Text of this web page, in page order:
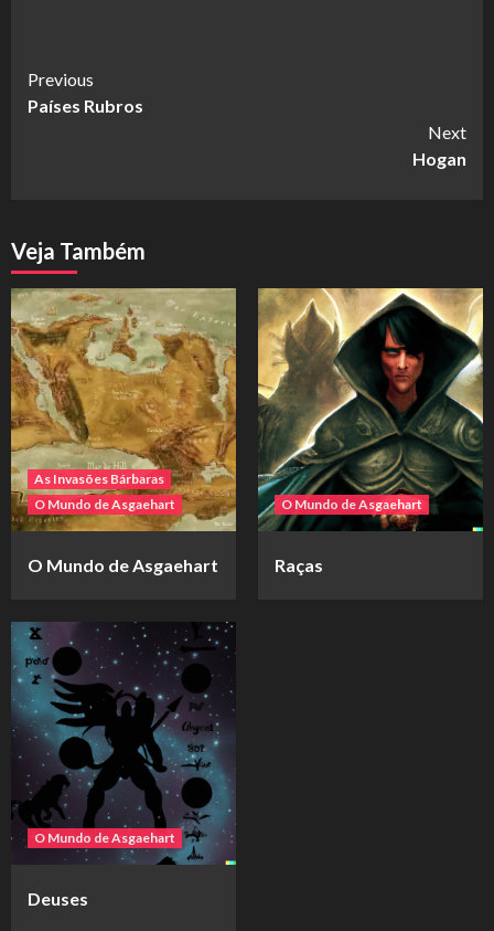
Continue
Reading
Previous
Países Rubros
Next
Hogan
Veja Também
As Invasões Bárbaras
O Mundo de Asgaehart
O Mundo de Asgaehart
O Mundo de Asgaehart
Raças
O Mundo de Asgaehart
Deuses